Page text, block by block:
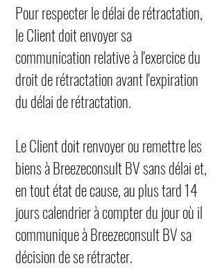
Pour respecter le délai de rétractation,
le Client doit envoyer sa
communication relative à l'exercice du
droit de rétractation avant l'expiration
du délai de rétractation.
Le Client doit renvoyer ou remettre les
biens à Breezeconsult BV sans délai et,
en tout état de cause, au plus tard 14
jours calendrier à compter du jour où il
communique à Breezeconsult BV sa
décision de se rétracter.